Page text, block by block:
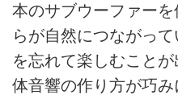
本のサブウーファー
らが自然につながっ
を忘れて楽しむこと
体音響の作り方が巧